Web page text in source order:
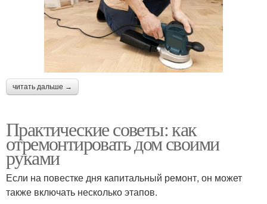
читать дальше →
Практические советы: как
отремонтировать дом своими
руками
Если на повестке дня капитальный ремонт, он может
также включать несколько этапов.